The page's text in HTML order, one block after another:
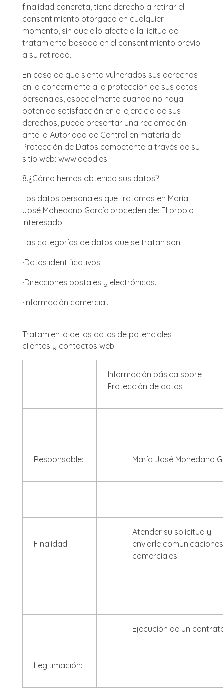
finalidad concreta, tiene derecho a retirar el
consentimiento otorgado en cualquier
momento, sin que ello afecte a la licitud del
tratamiento basado en el consentimiento previo
a su retirada.
En caso de que sienta vulnerados sus derechos
en lo concerniente a la protección de sus datos
personales, especialmente cuando no haya
obtenido satisfacción en el ejercicio de sus
derechos, puede presentar una reclamación
ante la Autoridad de Control en materia de
Protección de Datos competente a través de su
sitio web: www.aepd.es.
8.¿Cómo hemos obtenido sus datos?
Los datos personales que tratamos en María
José Mohedano García proceden de: El propio
interesado.
Las categorías de datos que se tratan son:
∙Datos identificativos.
∙Direcciones postales y electrónicas.
∙Información comercial.
Tratamiento de los datos de potenciales
clientes y contactos web
Información básica sobre
Protección de datos
Responsable: María José Mohedano
Finalidad:
Atender su solicitud y
enviarle comunicaciones
comerciales
Ejecución de un
Legitimación: